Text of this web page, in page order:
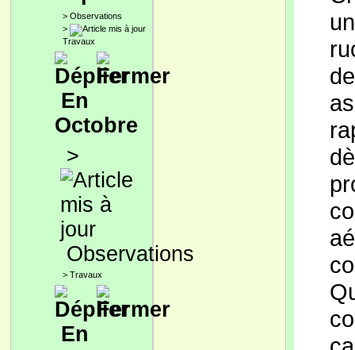
> Observations
>
Travaux
En
Octobre
>
Observations
> Travaux
En